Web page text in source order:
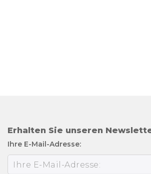
Erhalten Sie unseren
Ihre E-Mail-Adresse: